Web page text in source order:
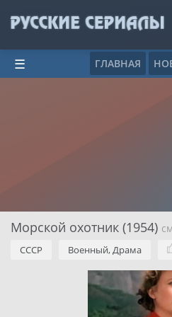
ГЛАВНАЯ
☰
Морской охотник (1954)
СССР Военный, Драма